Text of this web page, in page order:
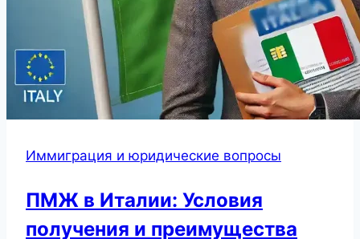
Иммиграция и юридические вопросы
ПМЖ в Италии: Условия
получения и преимущества